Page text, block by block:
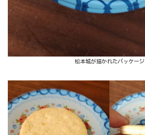
松本城が描かれたパッケージ